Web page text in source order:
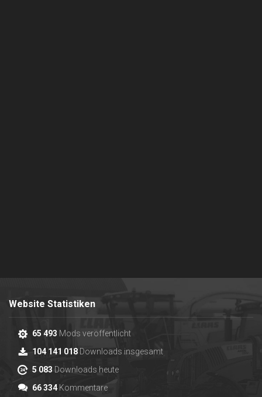
Website Statistiken
65 493 Mods veröffentlicht
104 141 018 Downloads insgesamt
5 083 Downloads heute
66 334Kommentare